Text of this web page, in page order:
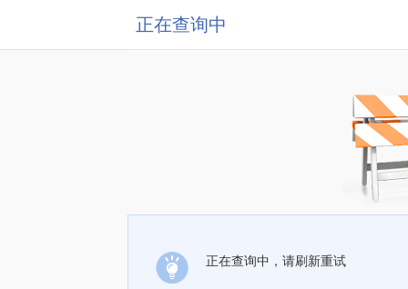
正在查询中
正在查询中，请刷新重试